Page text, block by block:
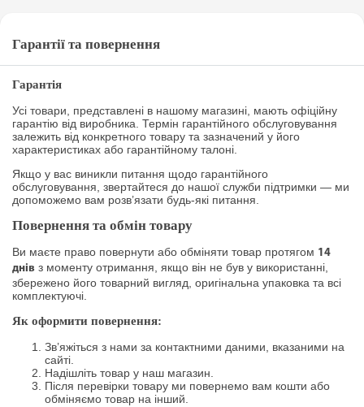
Гарантії та повернення
Гарантія
Усі товари, представлені в нашому магазині, мають офіційну
гарантію від виробника. Термін гарантійного обслуговування
залежить від конкретного товару та зазначений у його
характеристиках або гарантійному талоні.
Якщо у вас виникли питання щодо гарантійного
обслуговування, звертайтеся до нашої служби підтримки — ми
допоможемо вам розв’язати будь-які питання.
Повернення та обмін товару
Ви маєте право повернути або обміняти товар протягом 14
днів з моменту отримання, якщо він не був у використанні,
збережено його товарний вигляд, оригінальна упаковка та всі
комплектуючі.
Як оформити повернення:
Зв’яжіться з нами за контактними даними, вказаними на
сайті.
Надішліть товар у наш магазин.
Після перевірки товару ми повернемо вам кошти або
обміняємо товар на інший.